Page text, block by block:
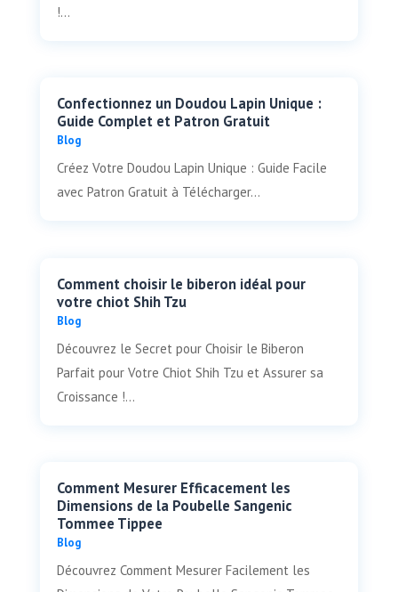
!...
Confectionnez un Doudou Lapin Unique :
Guide Complet et Patron Gratuit
Blog
Créez Votre Doudou Lapin Unique : Guide Facile
avec Patron Gratuit à Télécharger...
Comment choisir le biberon idéal pour
votre chiot Shih Tzu
Blog
Découvrez le Secret pour Choisir le Biberon
Parfait pour Votre Chiot Shih Tzu et Assurer sa
Croissance !...
Comment Mesurer Efficacement les
Dimensions de la Poubelle Sangenic
Tommee Tippee
Blog
Découvrez Comment Mesurer Facilement les